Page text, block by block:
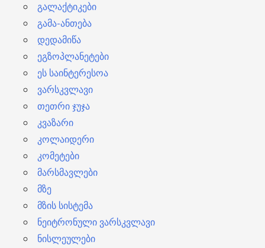
გალაქტიკები
გამა-ანთება
დედამიწა
ეგზოპლანეტები
ეს საინტერესოა
ვარსკვლავი
თეთრი ჯუჯა
კვაზარი
კოლაიდერი
კომეტები
მარსმავლები
მზე
მზის სისტემა
ნეიტრონული ვარსკვლავი
ნისლეულები